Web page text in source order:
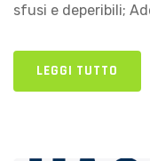
sfusi e deperibili;
LEGGI TUTTO